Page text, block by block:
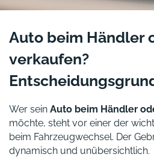
Auto beim Händler
verkaufen?
Wer sein Auto beim Händler
möchte, steht vor einer der
beim Fahrzeugwechsel. Der
dynamisch und unübersichtlich.